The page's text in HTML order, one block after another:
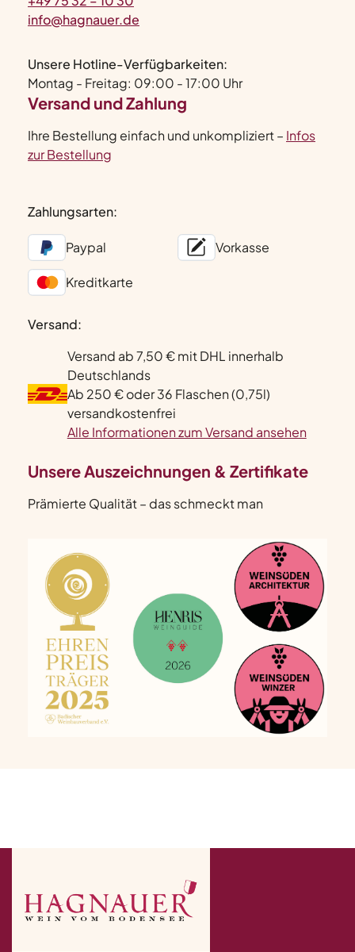
info@hagnauer.de
Unsere Hotline-Verfügbarkeiten:
Montag - Freitag: 09:00 - 17:00 Uhr
Versand und Zahlung
Ihre Bestellung einfach und unkompliziert – Infos
zur Bestellung
Zahlungsarten:
Paypal Vorkasse
Kreditkarte
Versand:
Versand ab 7,50 € mit DHL innerhalb
Deutschlands
Ab 250 € oder 36 Flaschen (0,75l)
versandkostenfrei
Alle Informationen zum Versand ansehen
Unsere Auszeichnungen & Zertifikate
Prämierte Qualität – das schmeckt man